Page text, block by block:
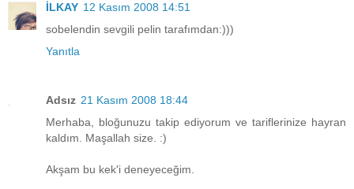
İLKAY 12 Kasım 2008 14:51
sobelendin sevgili pelin tarafımdan:)))
Yanıtla
Adsız 21 Kasım 2008 18:44
Merhaba, bloğunuzu takip ediyorum ve tariflerinize hayran
kaldım. Maşallah size. :)
Akşam bu kek'i deneyeceğim.